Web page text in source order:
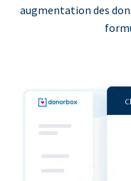
augmentation des